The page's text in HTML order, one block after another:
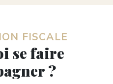
FISCALE
se faire
?